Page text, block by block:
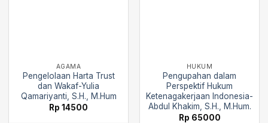
AGAMA
Pengelolaan Harta Trust
dan Wakaf-Yulia
Qamariyanti, S.H., M.Hum
Rp 14500
HUKUM
Pengupahan dalam
Perspektif Hukum
Ketenagakerjaan Indonesia-
Abdul Khakim, S.H., M.Hum.
Rp 65000